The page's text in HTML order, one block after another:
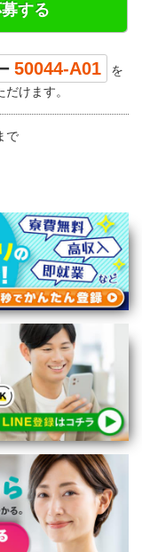
する
50044-A01
を
けます。
で